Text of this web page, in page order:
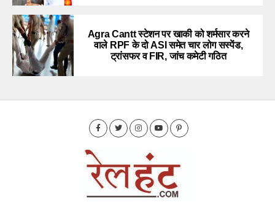
Agra Cantt स्टेशन पर खाकी को शर्मसार करने
वाले RPF के दो ASI समेत चार लोग सस्पेंड,
ट्रांसफर व FIR, जांच कमेटी गठित